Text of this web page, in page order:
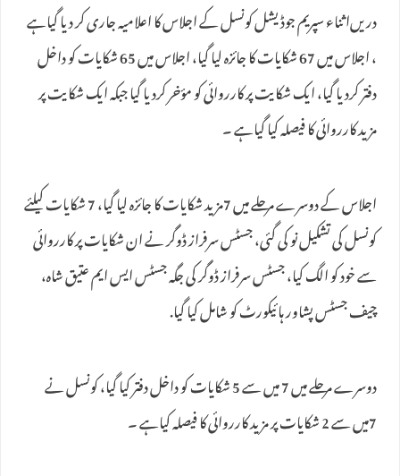
دریں‌اثناء سپریم جوڈیشل کونسل کے اجلاس کا اعلامیہ جاری کر دیا گیاہے
، اجلاس میں 67 شکایات کا جائزہ لیا گیا، اجلاس میں 65 شکایات کو داخل
دفتر کردیا گیا، ایک شکایت پر کارروائی کو مؤخر کردیا گیا جبکہ ایک شکایت پر
مزید کارروائی کا فیصلہ کیا گیاہے ۔
اجلاس کے دوسرے مرحلے میں 7مزید شکایات کا جائزہ لیا گیا، 7 شکایات کیلئے
کونسل کی تشکیل نو کی گئی، جسٹس سرفراز ڈوگر نے ان شکایات پر کارروائی
سے خود کو الگ کیا، جسٹس سرفراز ڈوگر کی جگہ جسٹس ایس ایم عتیق شاہ،
چیف جسٹس پشاور ہائیکورٹ کو شامل کیا گیا.
دوسرے مرحلے میں 7 میں سے 5 شکایات کو داخل دفتر کیا گیا، کونسل نے
7میں سے 2 شکایات پر مزید کارروائی کا فیصلہ کیاہے ۔